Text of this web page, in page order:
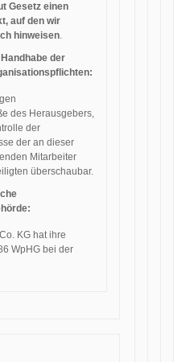
Gesetz einen
auf den wir
hinweisen.
der
des Herausgebers,
der
der an dieser
Mitarbeiter
überschaubar.
KG hat ihre
WpHG bei der